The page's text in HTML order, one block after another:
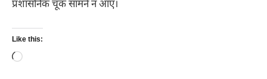
प्रशासनिक चूक सामने न आए।
Like this:
Loading…